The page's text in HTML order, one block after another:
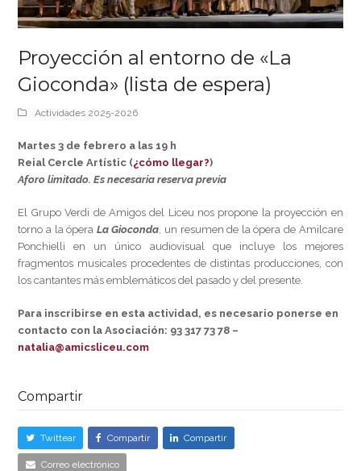
Proyección al entorno de «La
Gioconda» (lista de espera)
Actividades 2025-2026
Martes 3 de febrero a las 19 h
Reial Cercle Artístic (¿cómo llegar?)
Aforo limitado. Es necesaria reserva previa
El Grupo Verdi de Amigos del Liceu nos propone la proyección en
torno a la ópera La Gioconda, un resumen de la ópera de Amilcare
Ponchielli en un único audiovisual que incluye los mejores
fragmentos musicales procedentes de distintas producciones, con
los cantantes más emblemáticos del pasado y del presente.
Para inscribirse en esta actividad, es necesario ponerse en
contacto con la Asociación: 93 317 73 78 –
natalia@amicsliceu.com
Compartir
Twittear Compartir Compartir
Correo electrónico